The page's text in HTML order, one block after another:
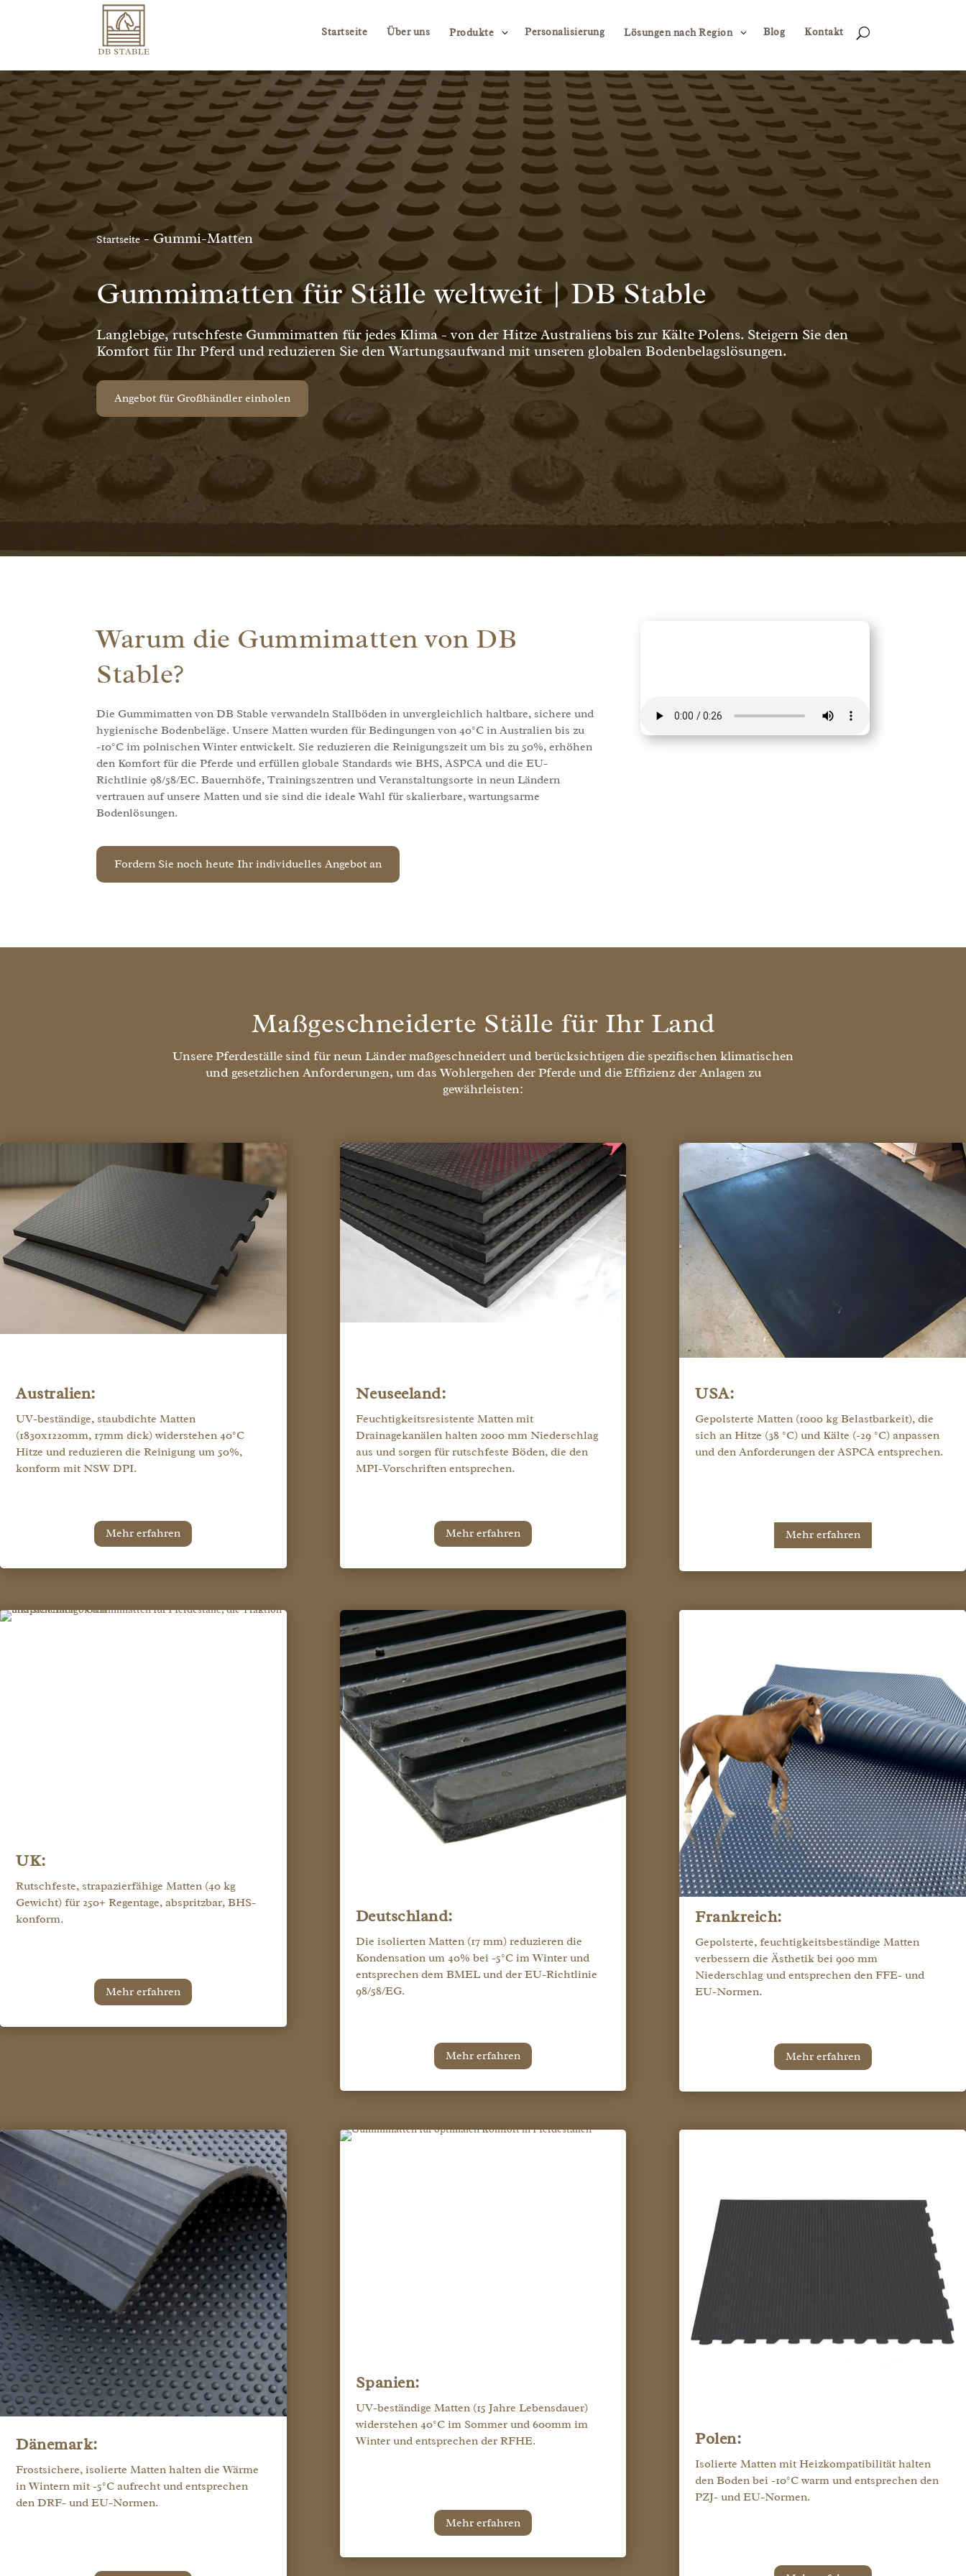
Startseite Über uns Produkte 3 Personalisierung Lösungen nach Region 3 Blog Kontakt U
Startseite-Gummi-Matten
Gummimatten für Ställe weltweit | DB Stable
Langlebige, rutschfeste Gummimatten für jedes Klima - von der Hitze Australiens bis zur Kälte Polens. Steigern Sie den
Komfort für Ihr Pferd und reduzieren Sie den Wartungsaufwand mit unseren globalen Bodenbelagslösungen.
Angebot für Großhändler einholen
Warum die Gummimatten von DB
Stable?
Die Gummimatten von DB Stable verwandeln Stallböden in unvergleichlich haltbare, sichere und
hygienische Bodenbeläge. Unsere Matten wurden für Bedingungen von 40°C in Australien bis zu
-10°C im polnischen Winter entwickelt. Sie reduzieren die Reinigungszeit um bis zu 50%, erhöhen
den Komfort für die Pferde und erfüllen globale Standards wie BHS, ASPCA und die EU-
Richtlinie 98/58/EC. Bauernhöfe, Trainingszentren und Veranstaltungsorte in neun Ländern
vertrauen auf unsere Matten und sie sind die ideale Wahl für skalierbare, wartungsarme
Bodenlösungen.
Fordern Sie noch heute Ihr individuelles Angebot an
Maßgeschneiderte Ställe für Ihr Land
Unsere Pferdeställe sind für neun Länder maßgeschneidert und berücksichtigen die spezifischen klimatischen
und gesetzlichen Anforderungen, um das Wohlergehen der Pferde und die Effizienz der Anlagen zu
gewährleisten:
Australien:
UV-beständige, staubdichte Matten
(1830x1220mm, 17mm dick) widerstehen 40°C
Hitze und reduzieren die Reinigung um 50%,
konform mit NSW DPI.
Mehr erfahren
Neuseeland:
Feuchtigkeitsresistente Matten mit
Drainagekanälen halten 2000 mm Niederschlag
aus und sorgen für rutschfeste Böden, die den
MPI-Vorschriften entsprechen.
Mehr erfahren
USA:
Gepolsterte Matten (1000 kg Belastbarkeit), die
sich an Hitze (38 °C) und Kälte (-29 °C) anpassen
und den Anforderungen der ASPCA entsprechen.
Mehr erfahren
UK:
Rutschfeste, strapazierfähige Matten (40 kg
Gewicht) für 250+ Regentage, abspritzbar, BHS-
konform.
Mehr erfahren
Deutschland:
Die isolierten Matten (17 mm) reduzieren die
Kondensation um 40% bei -5°C im Winter und
entsprechen dem BMEL und der EU-Richtlinie
98/58/EG.
Mehr erfahren
Frankreich:
Gepolsterte, feuchtigkeitsbeständige Matten
verbessern die Ästhetik bei 900 mm
Niederschlag und entsprechen den FFE- und
EU-Normen.
Mehr erfahren
Dänemark:
Frostsichere, isolierte Matten halten die Wärme
in Wintern mit -5°C aufrecht und entsprechen
den DRF- und EU-Normen.
Spanien:
UV-beständige Matten (15 Jahre Lebensdauer)
widerstehen 40°C im Sommer und 600mm im
Winter und entsprechen der RFHE.
Mehr erfahren
Polen:
Isolierte Matten mit Heizkompatibilität halten
den Boden bei -10°C warm und entsprechen den
PZJ- und EU-Normen.